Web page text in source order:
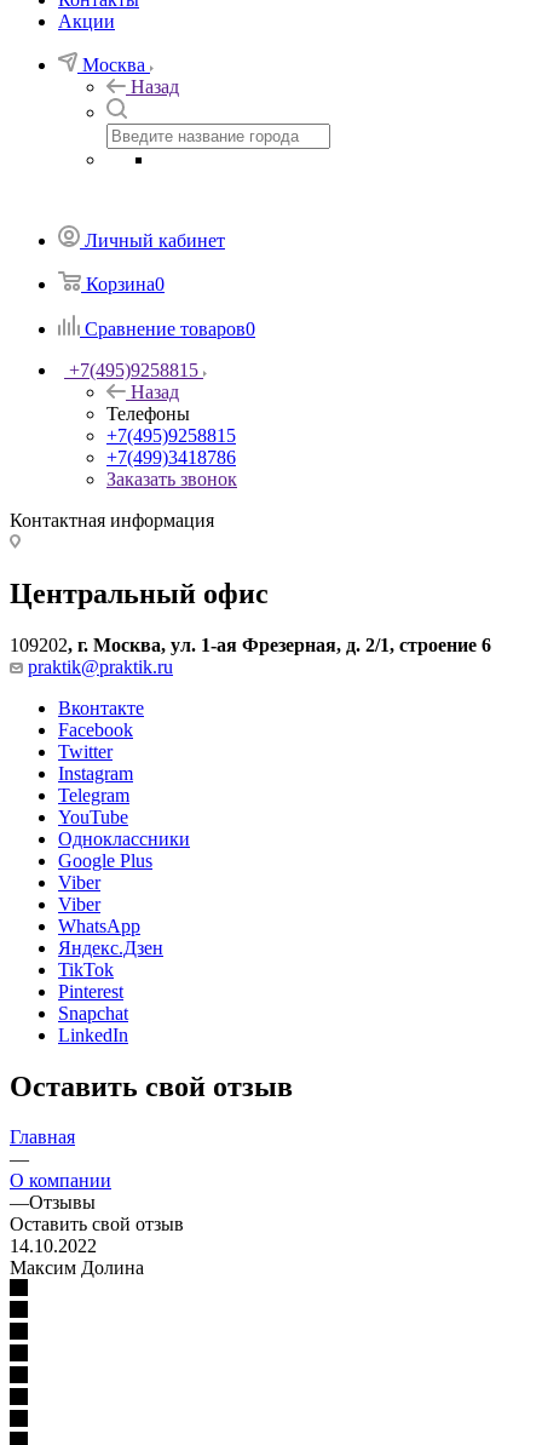
Акции
Москва
Назад
Личный кабинет
Корзина0
Сравнение товаров0
+7(495)9258815
Назад
Телефоны
+7(495)9258815
+7(499)3418786
Заказать звонок
Контактная информация
Центральный офис
109202, г. Москва, ул. 1-ая Фрезерная, д. 2/1, строение 6
praktik@praktik.ru
Вконтакте
Facebook
Twitter
Instagram
Telegram
YouTube
Одноклассники
Google Plus
Viber
Viber
WhatsApp
Яндекс.Дзен
TikTok
Pinterest
Snapchat
LinkedIn
Оставить свой отзыв
Главная
—
О компании
—Отзывы
Оставить свой отзыв
14.10.2022
Максим Долина